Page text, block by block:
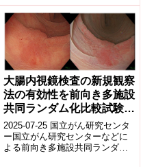
大腸内視鏡検査の新規観察
法の有効性を前向き多施設
共同ランダム化比較試験で
検証～「見逃しがん」のリ
スクとなる平坦型病変の発
見率改善に期待～
2025-07-25 国立がん研究センタ
ー国立がん研究センターなどに
よる前向き多施設共同ランダム